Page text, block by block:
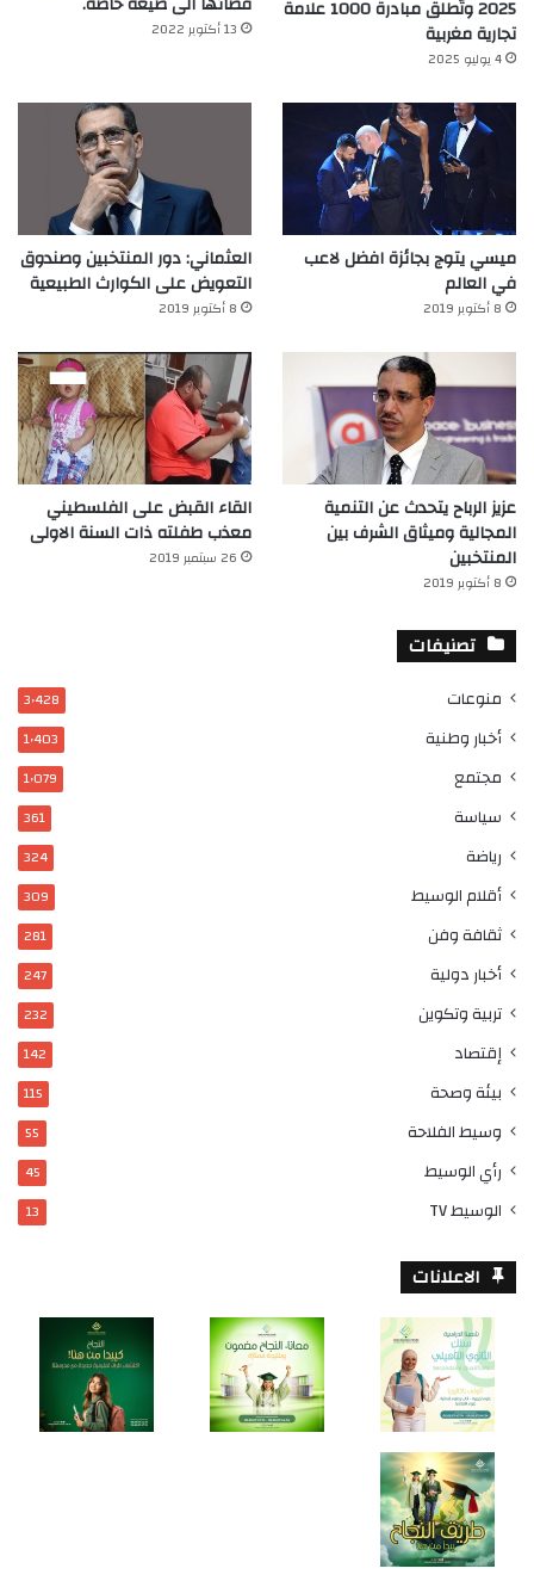
2025 وتُطلق مبادرة 1000 علامة
تجارية مغربية
4 يوليو 2025
13 أكتوبر 2022
ميسي يتوج بجائزة افضل لاعب
في العالم‎
8 أكتوبر 2019
العثماني: دور المنتخبين وصندوق
التعويض على الكوارث الطبيعية
8 أكتوبر 2019
عزيز الرباح يتحدث عن التنمية
المجالية وميثاق الشرف بين
المنتخبين
8 أكتوبر 2019
القاء القبض على الفلسطيني
معذب طفلته ذات السنة الاولى
26 سبتمبر 2019
تصنيفات
منوعات 3٬428
أخبار وطنية 1٬403
مجتمع 1٬079
سياسة 361
رياضة 324
أقلام الوسيط 309
ثقافة وفن 281
أخبار دولية 247
تربية وتكوين 232
إقتصاد 142
بيئة وصحة 115
وسيط الفلاحة 55
رأي الوسيط 45
الوسيط TV 13
الاعلانات